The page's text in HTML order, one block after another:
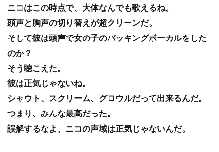
ニコはこの時点で、大体なんでも歌えるね。
頭声と胸声の切り替えが超クリーンだ。
そして彼は頭声で女の子のバッキングボーカルをした
のか？
そう聴こえた。
彼は正気じゃないね。
シャウト、スクリーム、グロウルだって出来るんだ。
つまり、みんな最高だった。
誤解するなよ、ニコの声域は正気じゃないんだ。